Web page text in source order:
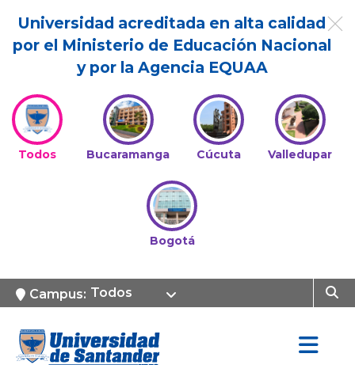
Universidad acreditada en alta calidad
por el Ministerio de Educación Nacional
y por la Agencia EQUAA
Todos Bucaramanga Cúcuta Valledupar
Bogotá
Campus: Todos